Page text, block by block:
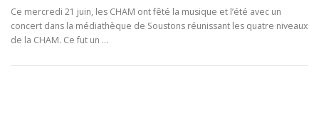
Ce mercredi 21 juin, les CHAM ont fêté la musique et l’été avec un
concert dans la médiathèque de Soustons réunissant les quatre niveaux
de la CHAM. Ce fut un …